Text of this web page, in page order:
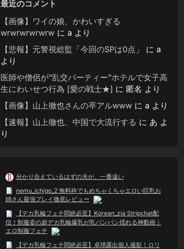
最近のコメント
【画像】ワイの娘、かわいすぎる
wrwrwrwrwrwに a より
【悲報】元警視総監「今回のSPは0点」
に a
より
医師や僧侶が“乱交パーティー”ホテルで女子高
生にわいせつ行為 [愛の戦士★] に 匿名 より
【画像】山上徹也さんの卒アルwwwに a より
【速報】山上徹也、中国で大流行する に あ よ
り
分かり合えているはずの夫が、一番遠い
nemu_ichigo_2 無料枠でもめちゃくちゃエロい巨乳お
姉さん最強プレイ徹底レビュー
【デカ乳輪フェチ悶絶必至】Korean_zia Stripchat配
信！制服姿の超デカ乳輪爆乳が乳パンパン揺れる神動画｜
エロ制服フェチ
【デカ乳輪フェチ悶絶必至】卓球露出個人撮影！ロリ